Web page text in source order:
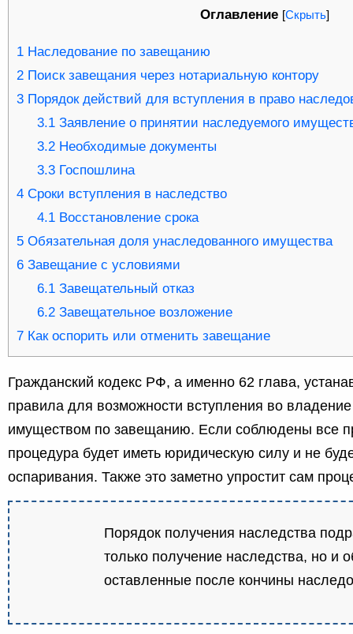
Оглавление [Скрыть]
1 Наследование по завещанию
2 Поиск завещания через нотариальную контору
3 Порядок действий для вступления в право
3.1Заявление о принятии наследуемого
3.2Необходимые документы
3.3Госпошлина
4 Сроки вступления в наследство
4.1Восстановление срока
5 Обязательная доля унаследованного имущества
6 Завещание с условиями
6.1Завещательный отказ
6.2Завещательное возложение
7 Как оспорить или отменить завещание
Гражданский кодекс РФ, а именно 62 глава,
правила для возможности вступления во
имуществом по завещанию. Если соблюдены все
процедура будет иметь юридическую силу и не
оспаривания. Также это заметно упростит сам
Порядок получения наследства
только получение наследства, но и
оставленные после кончины